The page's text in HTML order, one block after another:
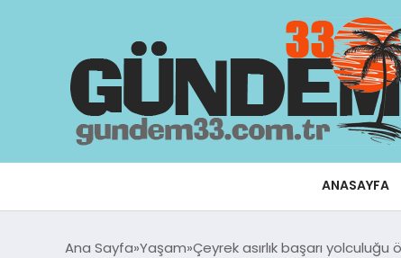
ANASAYFA
Ana Sayfa Yaşam Çeyrek asırlık başarı